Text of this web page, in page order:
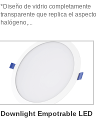
*Diseño de vidrio completamente
transparente que replica el aspecto
halógeno,...
Downlight Empotrable LED